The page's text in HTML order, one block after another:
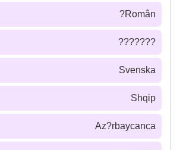
Român?
???????
Svenska
Shqip
Az?rbaycanca